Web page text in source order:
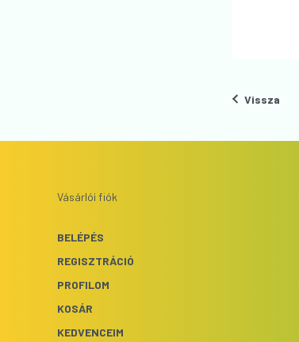
Vissza
Vásárlói fiók
BELÉPÉS
REGISZTRÁCIÓ
PROFILOM
KOSÁR
KEDVENCEIM